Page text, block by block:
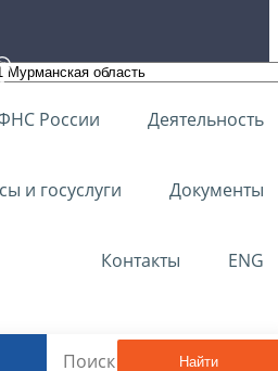
России Деятельность
и госуслуги Документы
Контакты ENG
Найти